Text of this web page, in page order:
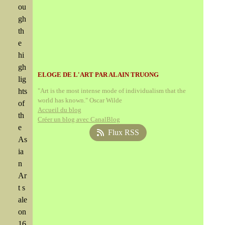
ou
gh
th
e
hi
gh
lig
hts
of
th
e
As
ia
n
Ar
t s
ale
on
ELOGE DE L'ART PAR ALAIN TRUONG
"Art is the most intense mode of individualism that the
world has known." Oscar Wilde
Accueil du blog
Créer un blog avec CanalBlog
Flux RSS